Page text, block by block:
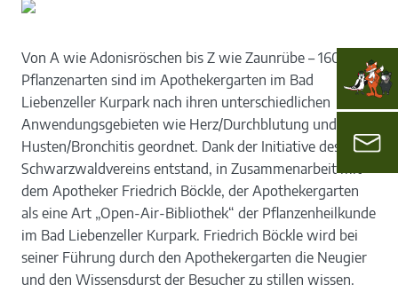
Von A wie Adonisröschen bis Z wie Zaunrübe – 160
Pflanzenarten sind im Apothekergarten im Bad
Liebenzeller Kurpark nach ihren unterschiedlichen
Anwendungsgebieten wie Herz/Durchblutung und
Husten/Bronchitis geordnet. Dank der Initiative des
Schwarzwaldvereins entstand, in Zusammenarbeit mit
dem Apotheker Friedrich Böckle, der Apothekergarten
als eine Art „Open-Air-Bibliothek“ der Pflanzenheilkunde
im Bad Liebenzeller Kurpark. Friedrich Böckle wird bei
seiner Führung durch den Apothekergarten die Neugier
und den Wissensdurst der Besucher zu stillen wissen.